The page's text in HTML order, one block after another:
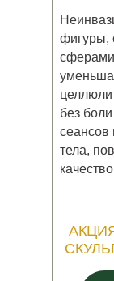
фигуры,
без
сеансов
тела,